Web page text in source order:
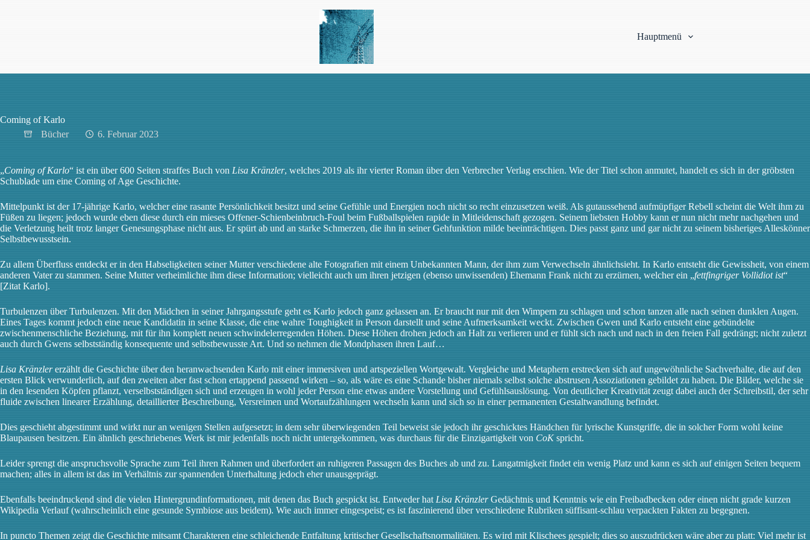
Hauptmenü
Coming of Karlo
Bücher
6. Februar 2023
„Coming of Karlo“ ist ein über 600 Seiten straffes Buch von Lisa Kränzler, welches 2019 als ihr vierter Roman über den Verbrecher Verlag erschien. Wie der Titel schon anmutet, handelt es sich in der gröbsten
Schublade um eine Coming of Age Geschichte.
Mittelpunkt ist der 17-jährige Karlo, welcher eine rasante Persönlichkeit besitzt und seine Gefühle und Energien noch nicht so recht einzusetzen weiß. Als gutaussehend aufmüpfiger Rebell scheint die Welt ihm zu
Füßen zu liegen; jedoch wurde eben diese durch ein mieses Offener-Schienbeinbruch-Foul beim Fußballspielen rapide in Mitleidenschaft gezogen. Seinem liebsten Hobby kann er nun nicht mehr nachgehen und
die Verletzung heilt trotz langer Genesungsphase nicht aus. Er spürt ab und an starke Schmerzen, die ihn in seiner Gehfunktion milde beeinträchtigen. Dies passt ganz und gar nicht zu seinem bisheriges Alleskönner
Selbstbewusstsein.
Zu allem Überfluss entdeckt er in den Habseligkeiten seiner Mutter verschiedene alte Fotografien mit einem Unbekannten Mann, der ihm zum Verwechseln ähnlichsieht. In Karlo entsteht die Gewissheit, von einem
anderen Vater zu stammen. Seine Mutter verheimlichte ihm diese Information; vielleicht auch um ihren jetzigen (ebenso unwissenden) Ehemann Frank nicht zu erzürnen, welcher ein „fettfingriger Vollidiot ist“
[Zitat Karlo].
Turbulenzen über Turbulenzen. Mit den Mädchen in seiner Jahrgangsstufe geht es Karlo jedoch ganz gelassen an. Er braucht nur mit den Wimpern zu schlagen und schon tanzen alle nach seinen dunklen Augen.
Eines Tages kommt jedoch eine neue Kandidatin in seine Klasse, die eine wahre Toughigkeit in Person darstellt und seine Aufmerksamkeit weckt. Zwischen Gwen und Karlo entsteht eine gebündelte
zwischenmenschliche Beziehung, mit für ihn komplett neuen schwindelerregenden Höhen. Diese Höhen drohen jedoch an Halt zu verlieren und er fühlt sich nach und nach in den freien Fall gedrängt; nicht zuletzt
auch durch Gwens selbstständig konsequente und selbstbewusste Art. Und so nehmen die Mondphasen ihren Lauf…
Lisa Kränzlererzählt die Geschichte über den heranwachsenden Karlo mit einer immersiven und artspeziellen Wortgewalt. Vergleiche und Metaphern erstrecken sich auf ungewöhnliche Sachverhalte, die auf den
ersten Blick verwunderlich, auf den zweiten aber fast schon ertappend passend wirken – so, als wäre es eine Schande bisher niemals selbst solche abstrusen Assoziationen gebildet zu haben. Die Bilder, welche sie
in den lesenden Köpfen pflanzt, verselbstständigen sich und erzeugen in wohl jeder Person eine etwas andere Vorstellung und Gefühlsauslösung. Von deutlicher Kreativität zeugt dabei auch der Schreibstil, der sehr
fluide zwischen linearer Erzählung, detaillierter Beschreibung, Versreimen und Wortaufzählungen wechseln kann und sich so in einer permanenten Gestaltwandlung befindet.
Dies geschieht abgestimmt und wirkt nur an wenigen Stellen aufgesetzt; in dem sehr überwiegenden Teil beweist sie jedoch ihr geschicktes Händchen für lyrische Kunstgriffe, die in solcher Form wohl keine
Blaupausen besitzen. Ein ähnlich geschriebenes Werk ist mir jedenfalls noch nicht untergekommen, was durchaus für die Einzigartigkeit von CoKspricht.
Leider sprengt die anspruchsvolle Sprache zum Teil ihren Rahmen und überfordert an ruhigeren Passagen des Buches ab und zu. Langatmigkeit findet ein wenig Platz und kann es sich auf einigen Seiten bequem
machen; alles in allem ist das im Verhältnis zur spannenden Unterhaltung jedoch eher unausgeprägt.
Ebenfalls beeindruckend sind die vielen Hintergrundinformationen, mit denen das Buch gespickt ist. Entweder hat Lisa KränzlerGedächtnis und Kenntnis wie ein Freibadbecken oder einen nicht grade kurzen
Wikipedia Verlauf (wahrscheinlich eine gesunde Symbiose aus beidem). Wie auch immer eingespeist; es ist faszinierend über verschiedene Rubriken süffisant-schlau verpackten Fakten zu begegnen.
In puncto Themen zeigt die Geschichte mitsamt Charakteren eine schleichende Entfaltung kritischer Gesellschaftsnormalitäten. Es wird mit Klischees gespielt; dies so auszudrücken wäre aber zu platt: Viel mehr ist